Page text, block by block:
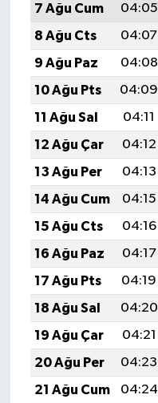
7 Ağu Cum
04:05
8 Ağu Cts
04:07
9 Ağu Paz
04:08
10 Ağu Pts
04:09
11 Ağu Sal
04:11
12 Ağu Çar
04:12
13 Ağu Per
04:13
14 Ağu Cum
04:15
15 Ağu Cts
04:16
16 Ağu Paz
04:17
17 Ağu Pts
04:19
18 Ağu Sal
04:20
19 Ağu Çar
04:21
20 Ağu Per
04:23
21 Ağu Cum
04:24